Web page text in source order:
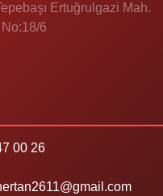
Ertuğrulgazi Mah.
6
00 26